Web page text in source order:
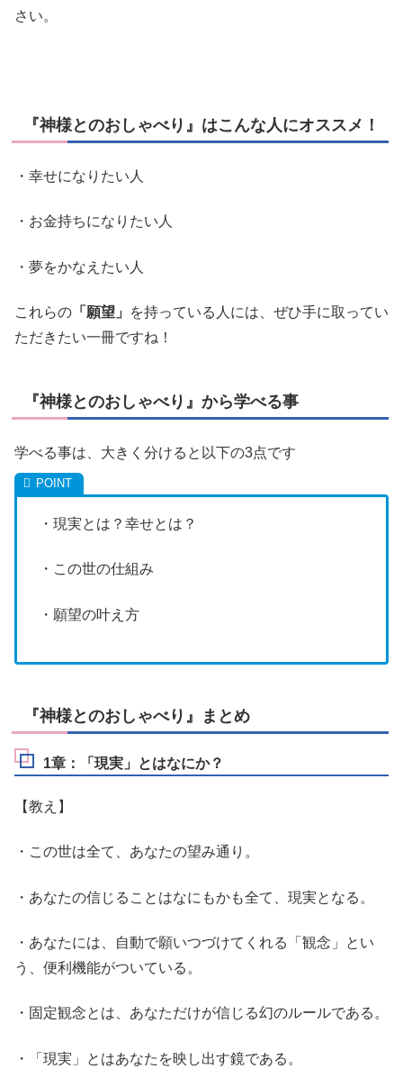
さい。
『神様とのおしゃべり』はこんな人にオススメ！
・幸せになりたい人
・お金持ちになりたい人
・夢をかなえたい人
これらの 「願望」
を持っている人には、ぜひ手に取ってい
ただきたい一冊ですね！
『神様とのおしゃべり』から学べる事
学べる事は、大きく分けると以下の3点です
・現実とは？幸せとは？
・この世の仕組み
・願望の叶え方
『神様とのおしゃべり』まとめ
1章：「現実」とはなにか？
【教え】
・この世は全て、あなたの望み通り。
・あなたの信じることはなにもかも全て、現実となる。
・あなたには、自動で願いつづけてくれる「観念」とい
う、便利機能がついている。
・固定観念とは、あなただけが信じる幻のルールである。
・「現実」とはあなたを映し出す鏡である。